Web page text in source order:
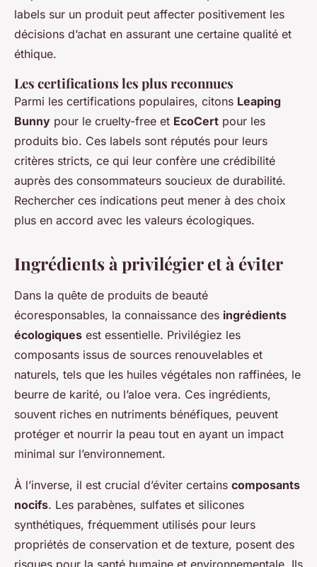
labels sur un produit peut affecter positivement les
décisions d’achat en assurant une certaine qualité et
éthique.
Les certifications les plus reconnues
Parmi les certifications populaires, citons Leaping
Bunny pour le cruelty-free et EcoCert pour les
produits bio. Ces labels sont réputés pour leurs
critères stricts, ce qui leur confère une crédibilité
auprès des consommateurs soucieux de durabilité.
Rechercher ces indications peut mener à des choix
plus en accord avec les valeurs écologiques.
Ingrédients à privilégier et à éviter
Dans la quête de produits de beauté
écoresponsables, la connaissance des ingrédients
écologiques est essentielle. Privilégiez les
composants issus de sources renouvelables et
naturels, tels que les huiles végétales non raffinées, le
beurre de karité, ou l’aloe vera. Ces ingrédients,
souvent riches en nutriments bénéfiques, peuvent
protéger et nourrir la peau tout en ayant un impact
minimal sur l’environnement.
À l’inverse, il est crucial d’éviter certains composants
nocifs. Les parabènes, sulfates et silicones
synthétiques, fréquemment utilisés pour leurs
propriétés de conservation et de texture, posent des